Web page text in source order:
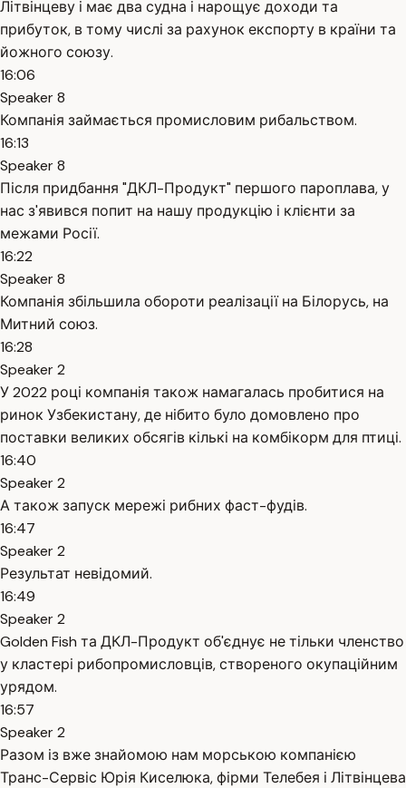
Літвінцеву і має два судна і нарощує доходи та
прибуток, в тому числі за рахунок експорту в країни та
йожного союзу.
16:06
Speaker 8
Компанія займається промисловим рибальством.
16:13
Speaker 8
Після придбання "ДКЛ-Продукт" першого пароплава, у
нас з'явився попит на нашу продукцію і клієнти за
межами Росії.
16:22
Speaker 8
Компанія збільшила обороти реалізації на Білорусь, на
Митний союз.
16:28
Speaker 2
У 2022 році компанія також намагалась пробитися на
ринок Узбекистану, де нібито було домовлено про
поставки великих обсягів кількі на комбікорм для птиці.
16:40
Speaker 2
А також запуск мережі рибних фаст-фудів.
16:47
Speaker 2
Результат невідомий.
16:49
Speaker 2
Golden Fish та ДКЛ-Продукт об'єднує не тільки членство
у кластері рибопромисловців, створеного окупаційним
урядом.
16:57
Speaker 2
Разом із вже знайомою нам морською компанією
Транс-Сервіс Юрія Киселюка, фірми Телебея і Літвінцева